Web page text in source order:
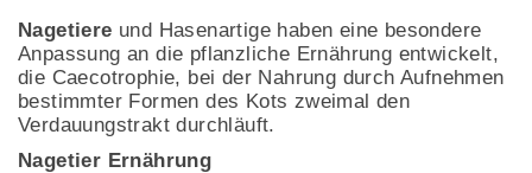
Nagetiere und Hasenartige haben eine besondere
Anpassung an die pflanzliche Ernährung entwickelt,
die Caecotrophie, bei der Nahrung durch Aufnehmen
bestimmter Formen des Kots zweimal den
Verdauungstrakt durchläuft.
Nagetier Ernährung